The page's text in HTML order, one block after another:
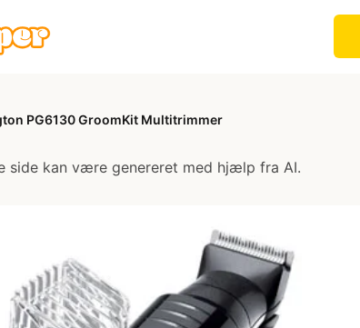
PG6130 GroomKit Multitrimmer
side kan være genereret med hjælp fra AI.